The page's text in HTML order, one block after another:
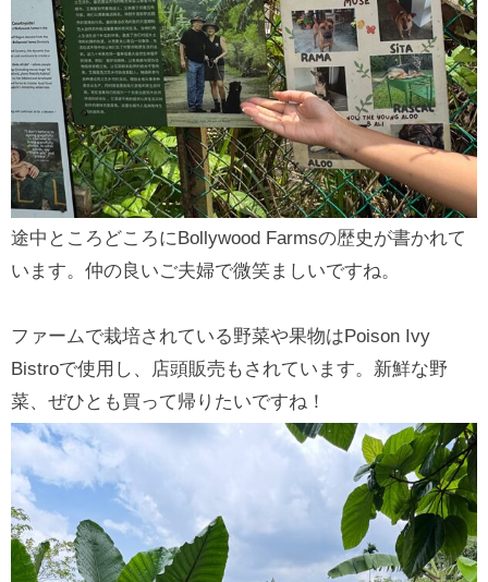
途中ところどころにBollywood Farmsの歴史が書かれて
います。仲の良いご夫婦で微笑ましいですね。
ファームで栽培されている野菜や果物はPoison Ivy
Bistroで使用し、店頭販売もされています。新鮮な野
菜、ぜひとも買って帰りたいですね！